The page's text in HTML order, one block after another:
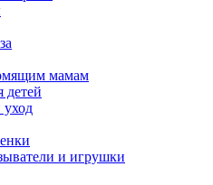
мамам
детей
уход
и игрушки